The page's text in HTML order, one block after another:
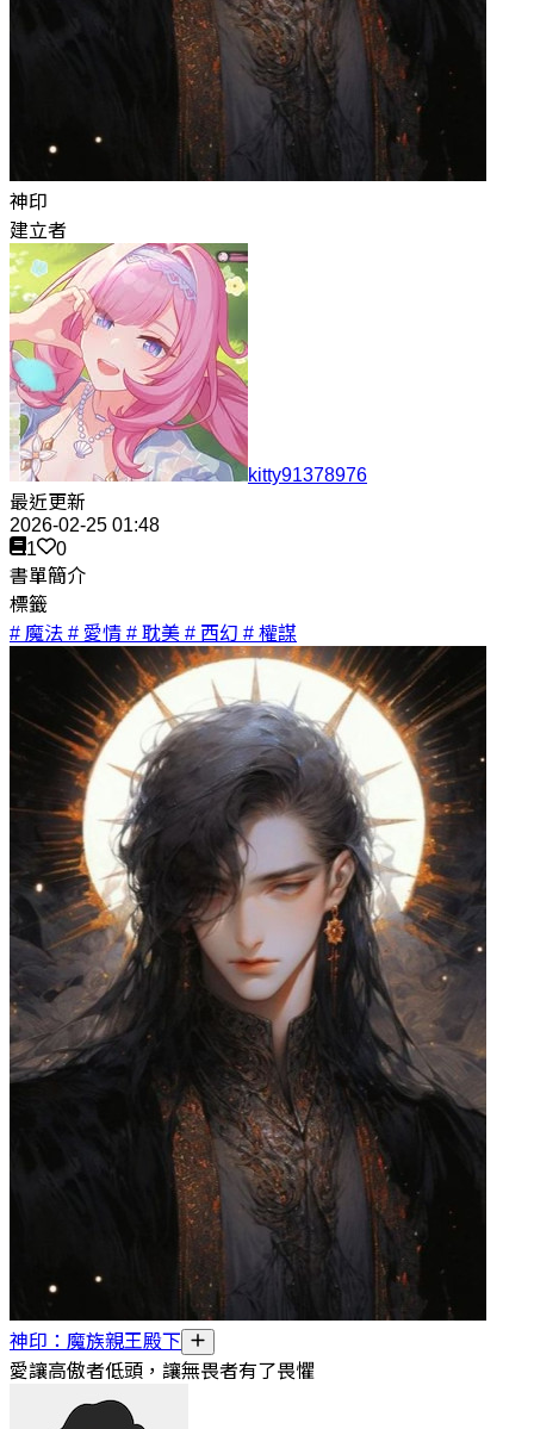
神印
建立者
kitty91378976
最近更新
2026-02-25 01:48
1
0
書單簡介
標籤
# 魔法 # 愛情 # 耽美 # 西幻 # 權謀
神印：魔族親王殿下
愛讓高傲者低頭，讓無畏者有了畏懼